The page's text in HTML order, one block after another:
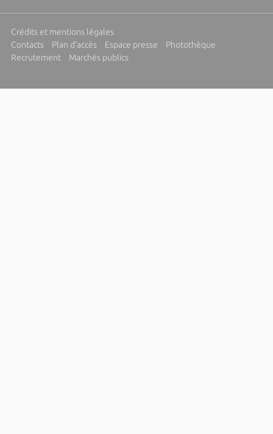
Crédits et mentions légales
Contacts
Plan d'accès Espace presse
Photothèque
Recrutement
Marchés publics